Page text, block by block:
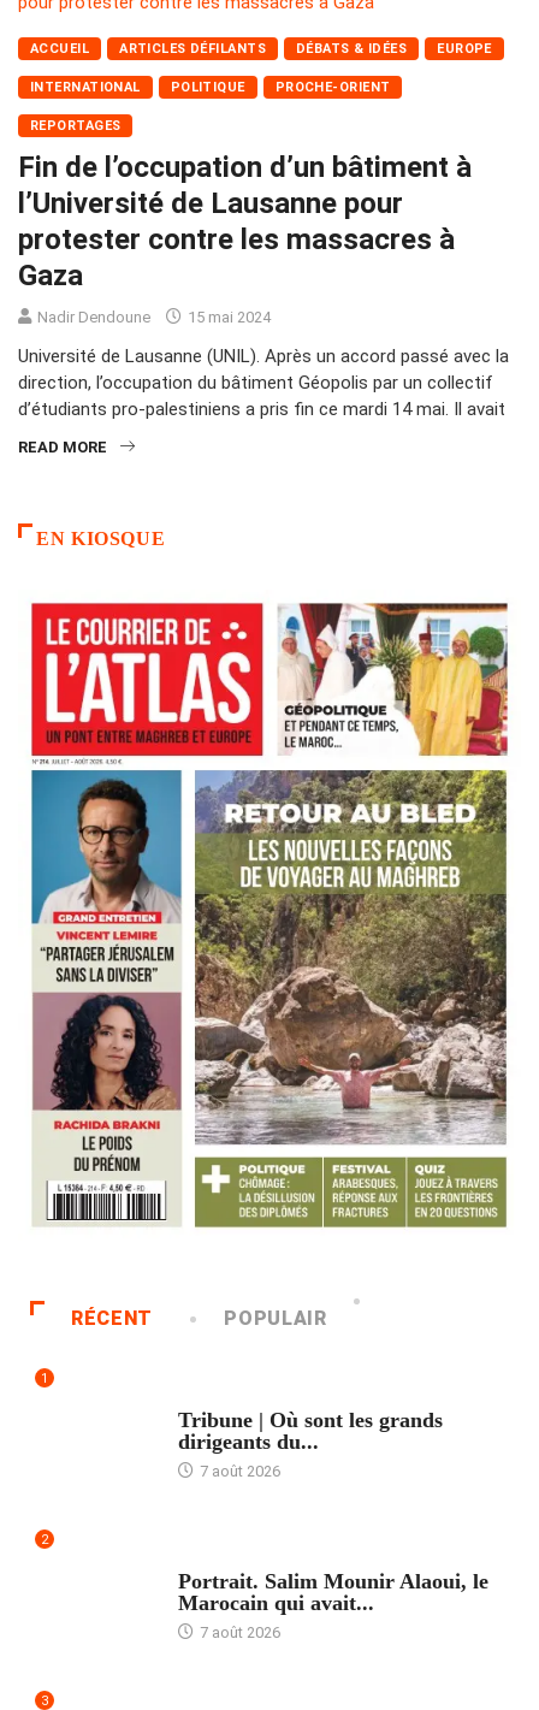
ACCUEIL ARTICLES DÉFILANTS DÉBATS & IDÉES EUROPE
INTERNATIONAL POLITIQUE PROCHE-ORIENT
REPORTAGES
Fin de l’occupation d’un bâtiment à
l’Université de Lausanne pour
protester contre les massacres à
Gaza
Nadir Dendoune 15 mai 2024
Université de Lausanne (UNIL). Après un accord passé avec la
direction, l’occupation du bâtiment Géopolis par un collectif
d’étudiants pro-palestiniens a pris fin ce mardi 14 mai. Il avait
READ MORE
EN KIOSQUE
RÉCENT POPULAIR
1
Tribune | Où sont les grands
dirigeants du...
7 août 2026
2
Portrait. Salim Mounir Alaoui, le
Marocain qui avait...
7 août 2026
3